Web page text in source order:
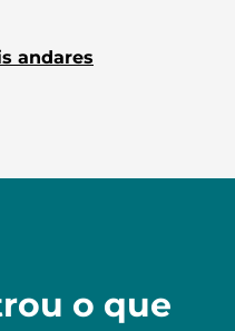
andares
o que